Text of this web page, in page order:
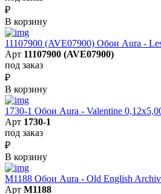
₽
В корзину
11107900 (AVE07900) Обои Aura -
Арт 11107900 (AVE07900)
под заказ
₽
В корзину
1730-1 Обои Aura - Valentine
Арт 1730-1
под заказ
₽
В корзину
M1188 Обои Aura - Old English
Арт M1188